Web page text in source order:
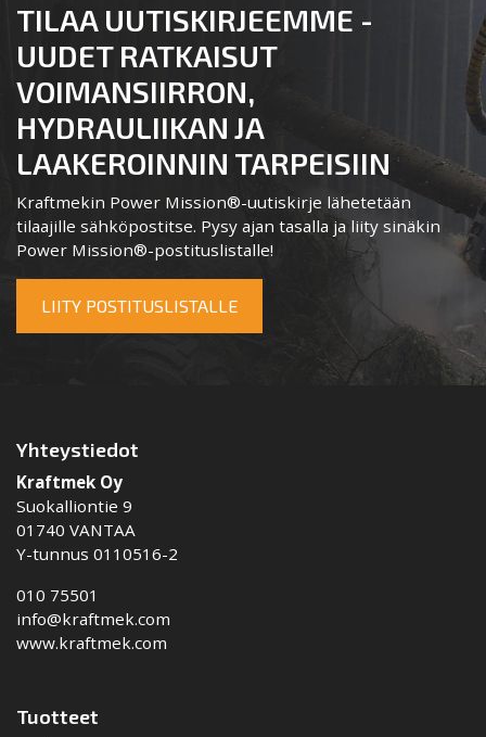
TILAA UUTISKIRJEEMME -
UUDET RATKAISUT
VOIMANSIIRRON,
HYDRAULIIKAN JA
LAAKEROINNIN TARPEISIIN
Kraftmekin Power Mission®-uutiskirje lähetetään
tilaajille sähköpostitse. Pysy ajan tasalla ja liity sinäkin
Power Mission®-postituslistalle!
LIITY POSTITUSLISTALLE
Yhteystiedot
Kraftmek Oy
Suokalliontie 9
01740 VANTAA
Y-tunnus 0110516-2
010 75501
info@kraftmek.com
www.kraftmek.com
Tuotteet